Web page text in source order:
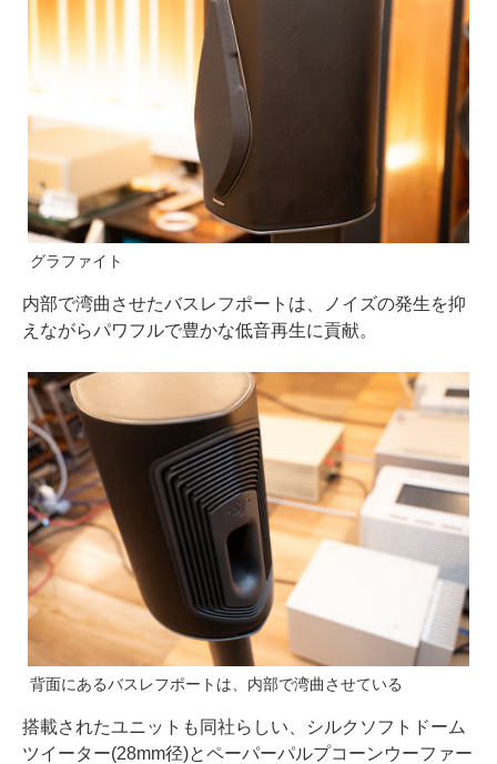
グラファイト
内部で湾曲させたバスレフポートは、ノイズの発生を抑
えながらパワフルで豊かな低音再生に貢献。
背面にあるバスレフポートは、内部で湾曲させている
搭載されたユニットも同社らしい、シルクソフトドーム
ツイーター(28mm径)とペーパーパルプコーンウーファー